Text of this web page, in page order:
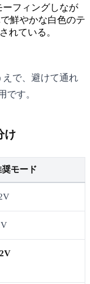
えで、避けて通れ
です。
け
奨モード